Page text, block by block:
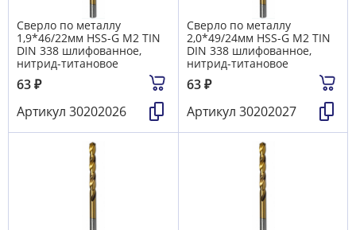
Сверло по металлу
1,9*46/22мм HSS-G M2 TIN
DIN 338 шлифованное,
нитрид-титановое
63₽
Артикул 30202026
Сверло по металлу
2,0*49/24мм HSS-G M2 TIN
DIN 338 шлифованное,
нитрид-титановое
63₽
Артикул 30202027